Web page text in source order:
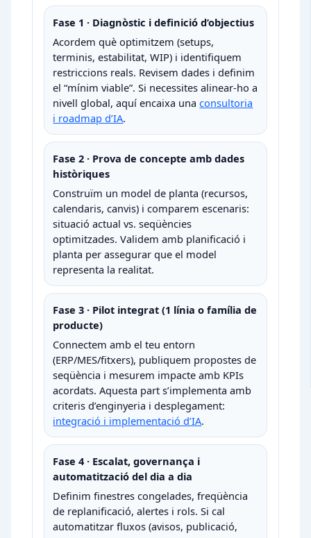
Fase 1 · Diagnòstic i definició d’objectius
Acordem què optimitzem (setups,
terminis, estabilitat, WIP) i identifiquem
restriccions reals. Revisem dades i definim
el “mínim viable”. Si necessites alinear-ho a
nivell global, aquí encaixa unaconsultoria
i roadmap d’IA.
Fase 2 · Prova de concepte amb dades
històriques
Construïm un model de planta (recursos,
calendaris, canvis) i comparem escenaris:
situació actual vs. seqüències
optimitzades. Validem amb planificació i
planta per assegurar que el model
representa la realitat.
Fase 3 · Pilot integrat (1 línia o família de
producte)
Connectem amb el teu entorn
(ERP/MES/fitxers), publiquem propostes de
seqüència i mesurem impacte amb KPIs
acordats. Aquesta part s’implementa amb
criteris d’enginyeria i desplegament:
integració i implementació d’IA.
Fase 4 · Escalat, governança i
automatització del dia a dia
Definim finestres congelades, freqüència
de replanificació, alertes i rols. Si cal
automatitzar fluxos (avisos, publicació,